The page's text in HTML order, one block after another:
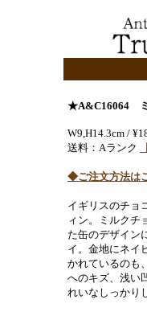
★A&C16064 ミ
W9,H14.3cm /
送料：Aランク
◆ご注文方法は
イギリスのチョ
ィン。ミルクチ
た缶のデザイン
イ。金地にネイ
かれているのも
へのキズ、浅い
れいなしっかり